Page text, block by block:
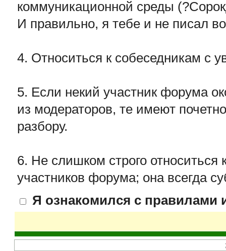
коммуникационной среды
И правильно, я тебе и не писал
4. Относиться к собеседникам с
5. Если некий участник форума
из модераторов, те имеют
разбору.
6. Не слишком строго относиться
участников форума; она всегда
Я ознакомился с правилами